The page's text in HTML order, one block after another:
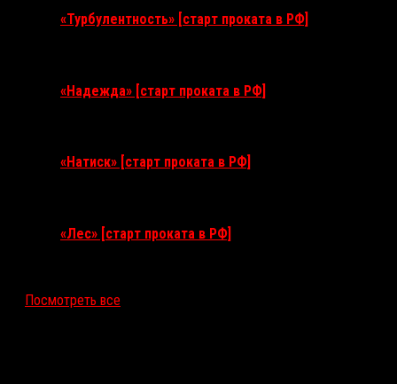
«Турбулентность» [старт проката в РФ]
«Надежда» [старт проката в РФ]
«Натиск» [старт проката в РФ]
«Лес» [старт проката в РФ]
Посмотреть все